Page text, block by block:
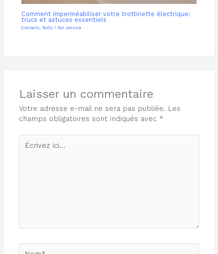
Comment imperméabiliser votre trottinette électrique:
trucs et astuces essentiels
Conseils,Tests / ParJessica
Laisser un commentaire
Votre adresse e-mail ne sera pas publiée. Les
champs obligatoires sont indiqués avec *
Écrivez
ici…